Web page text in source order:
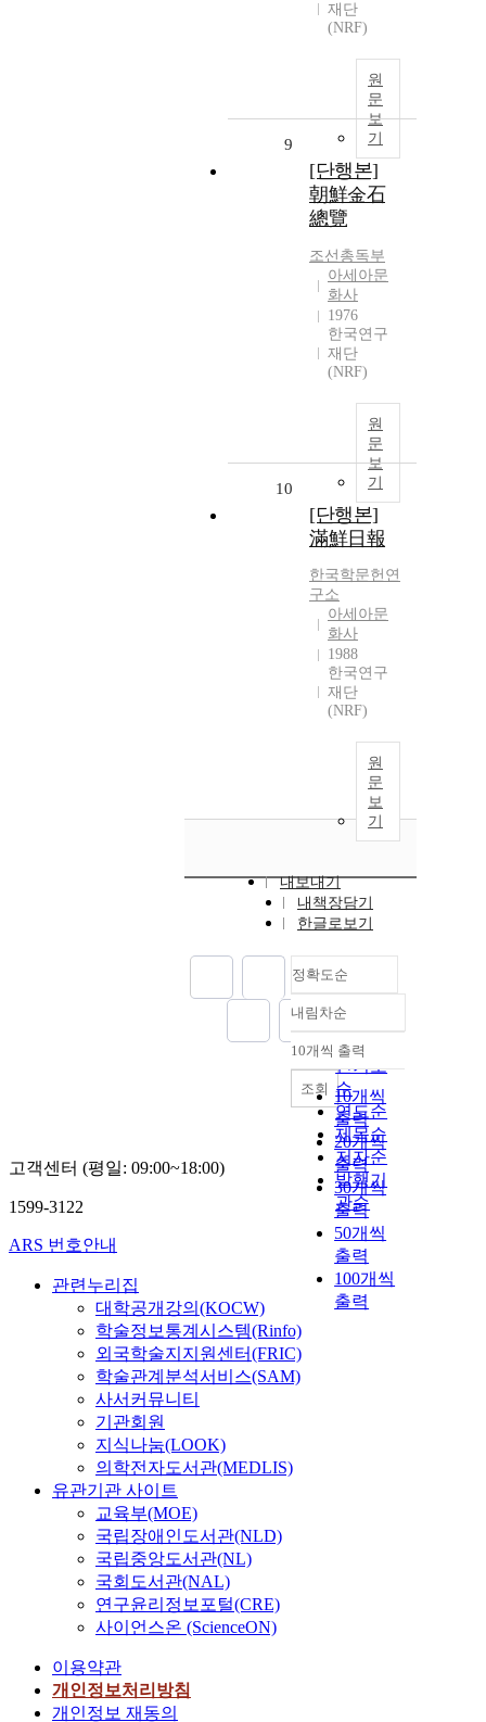
재단
(NRF)
원
문
보
기
9
[단행본]
朝鮮金石
總覽
조선총독부
아세아문
화사
1976
한국연구
재단
(NRF)
원
문
보
기
10
[단행본]
滿鮮日報
한국학문헌연
구소
아세아문
화사
1988
한국연구
재단
(NRF)
원
문
보
기
내보내기
내책장담기
한글로보기
정확도순
정확도
순
인기도
순
연도순
제목순
저자순
발행기
관순
내림차순
내림차순
10개씩 출력
10개씩
출력
20개씩
출력
30개씩
출력
50개씩
출력
100개씩
출력
조회
고객센터 (평일: 09:00~18:00)
1599-3122
ARS 번호안내
관련누리집
대학공개강의(KOCW)
학술정보통계시스템(Rinfo)
외국학술지지원센터(FRIC)
학술관계분석서비스(SAM)
사서커뮤니티
기관회원
지식나눔(LOOK)
의학전자도서관(MEDLIS)
유관기관 사이트
교육부(MOE)
국립장애인도서관(NLD)
국립중앙도서관(NL)
국회도서관(NAL)
연구윤리정보포털(CRE)
사이언스온 (ScienceON)
이용약관
개인정보처리방침
개인정보 재동의